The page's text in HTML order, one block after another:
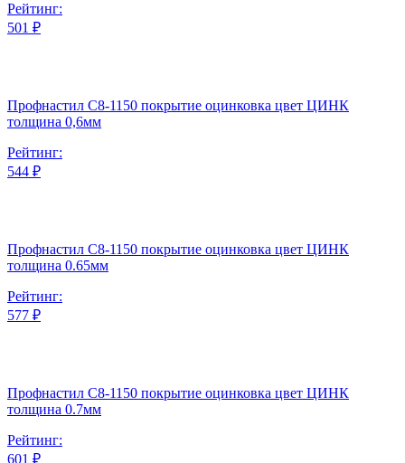
Рейтинг:
501 ₽
Профнастил С8-1150 покрытие оцинковка цвет ЦИНК
толщина 0,6мм
Рейтинг:
544 ₽
Профнастил С8-1150 покрытие оцинковка цвет ЦИНК
толщина 0.65мм
Рейтинг:
577 ₽
Профнастил С8-1150 покрытие оцинковка цвет ЦИНК
толщина 0.7мм
Рейтинг:
601 ₽